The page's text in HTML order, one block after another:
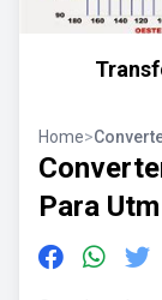
Home>
Para Utm